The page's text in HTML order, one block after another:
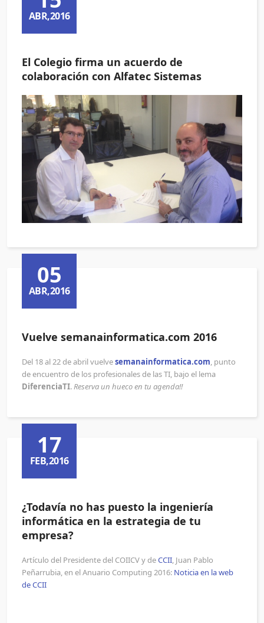
ABR,2016
El Colegio firma un acuerdo de
colaboración con Alfatec Sistemas
05
ABR,2016
Vuelve semanainformatica.com 2016
Del 18 al 22 de abril vuelvesemanainformatica.com, punto
de encuentro de los profesionales de las TI, bajo el lema
DiferenciaTI.Reserva un hueco en tu agenda!!
17
FEB,2016
¿Todavía no has puesto la ingeniería
informática en la estrategia de tu
empresa?
Artículo del Presidente del COIICV y deCCII, Juan Pablo
Peñarrubia, en el Anuario Computing 2016: Noticia en la web
de CCII